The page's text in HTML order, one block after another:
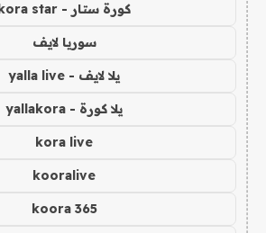
كورة ستار - kora star
سوريا لايف
يلا لايف - yalla live
يلا كورة - yallakora
kora live
kooralive
koora 365